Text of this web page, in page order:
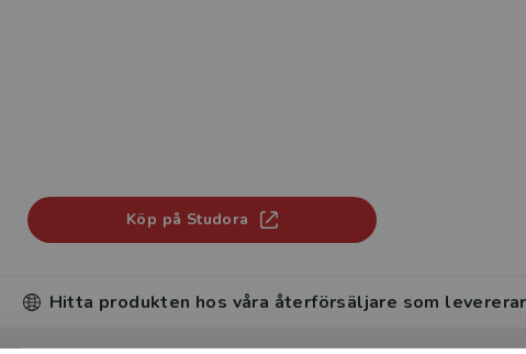
Köp på Studora
Hitta produkten hos våra återförsäljare som